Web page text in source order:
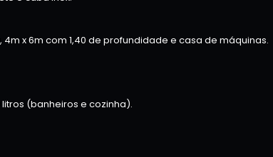
x 6m com 1,40 de profundidade e casa de máquinas.
(banheiros e cozinha).